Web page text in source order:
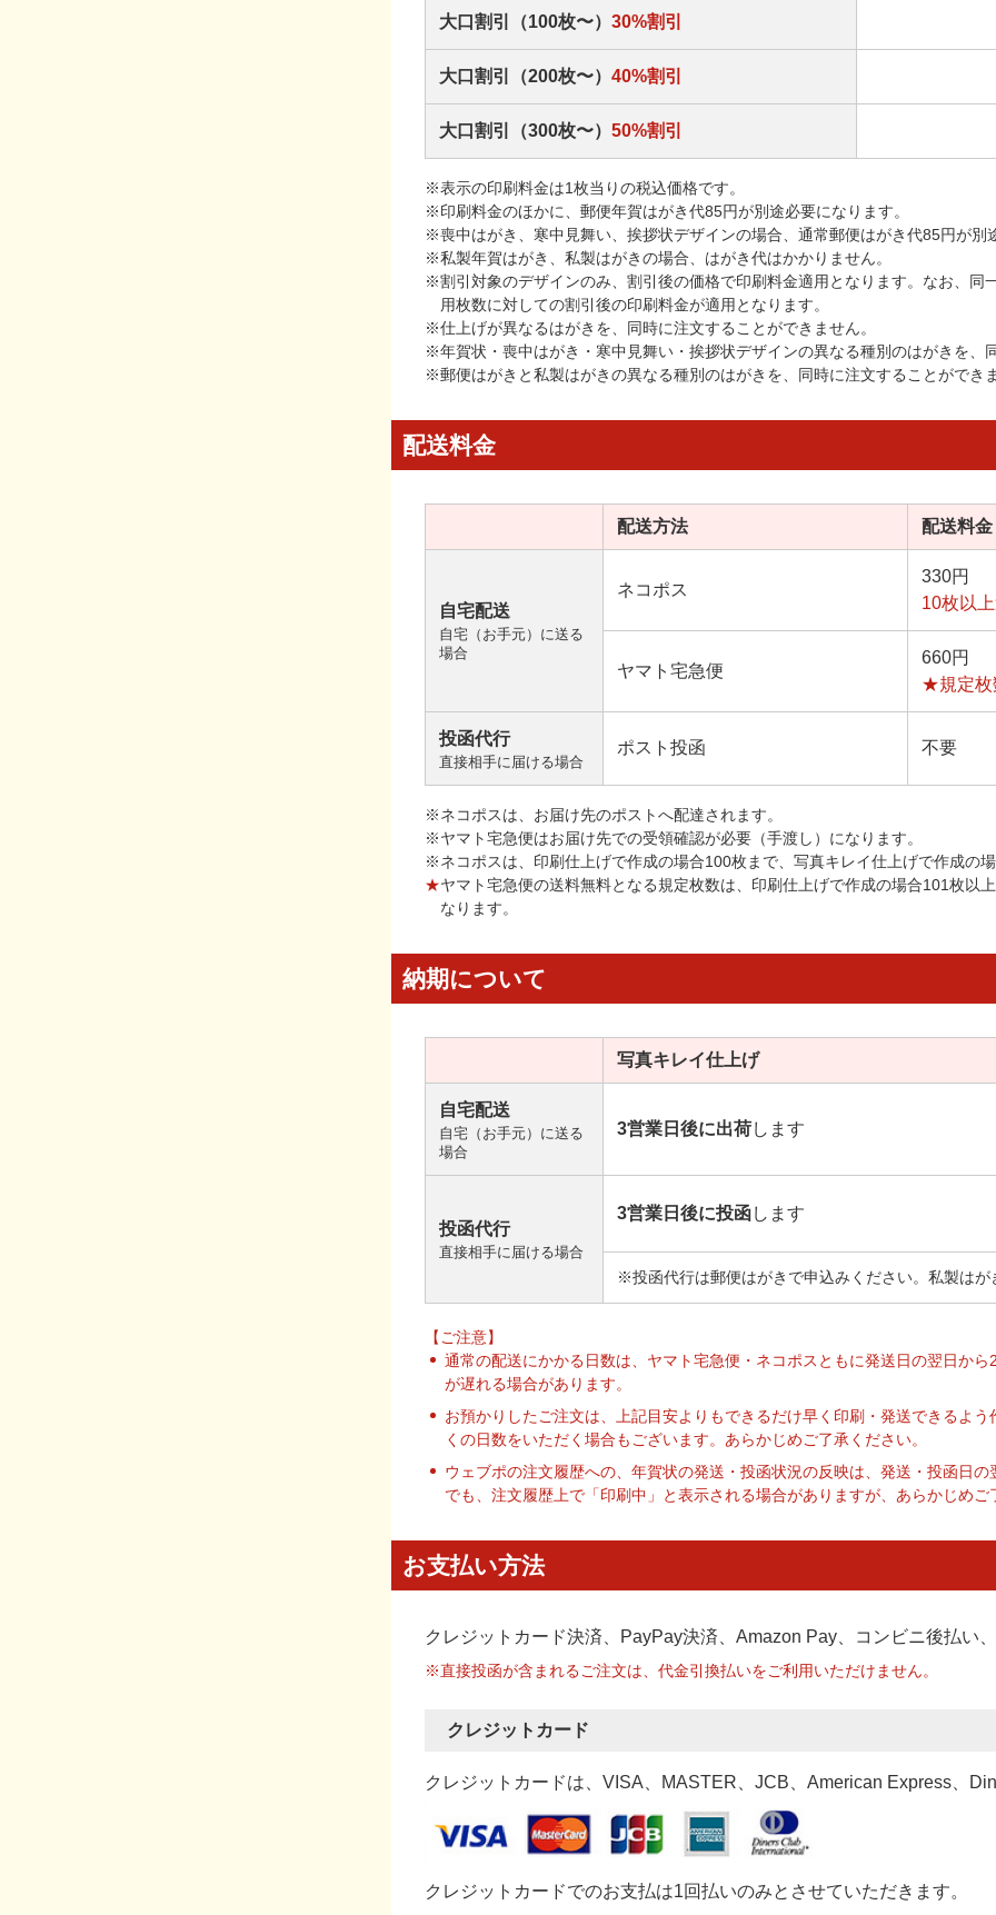
大口割引（100枚〜） 30%割引
大口割引（200枚〜） 40%割引
大口割引（300枚〜） 50%割引
※表示の印刷料金は1枚当りの税込価格です。
※印刷料金のほかに、郵便年賀はがき代85円が別途必要になります。
※喪中はがき、寒中見舞い、挨拶状デザインの場合、通常郵便はがき代85円が別
※私製年賀はがき、私製はがきの場合、はがき代はかかりません。
※割引対象のデザインのみ、割引後の価格で印刷料金適用となります。なお、
用枚数に対しての割引後の印刷料金が適用となります。
※仕上げが異なるはがきを、同時に注文することができません。
※年賀状・喪中はがき・寒中見舞い・挨拶状デザインの異なる種別のはがきを、
※郵便はがきと私製はがきの異なる種別のはがきを、同時に注文することができ
配送料金
配送方法 配送料金
自宅配送
自宅（お手元）に送る
場合
ネコポス
330円
10枚以
ヤマト宅急便
660円
★規定枚
投函代行
直接相手に届ける場合
ポスト投函 不要
※ネコポスは、お届け先のポストへ配達されます。
※ヤマト宅急便はお届け先での受領確認が必要（手渡し）になります。
※ネコポスは、印刷仕上げで作成の場合100枚まで、写真キレイ仕上げで作成の
★ヤマト宅急便の送料無料となる規定枚数は、印刷仕上げで作成の場合101枚以
なります。
納期について
写真キレイ仕上げ
自宅配送
自宅（お手元）に送る
場合
3営業日後に出荷します
投函代行
直接相手に届ける場合
3営業日後に投函します
※投函代行は郵便はがきで申込みください。私製は
【ご注意】
通常の配送にかかる日数は、ヤマト宅急便・ネコポスともに発送日の翌日か
が遅れる場合があります。
お預かりしたご注文は、上記目安よりもできるだけ早く印刷・発送できるよ
くの日数をいただく場合もございます。あらかじめご了承ください。
ウェブポの注文履歴への、年賀状の発送・投函状況の反映は、発送・投函日
でも、注文履歴上で「印刷中」と表示される場合がありますが、あらかじめご
お支払い方法
クレジットカード決済、PayPay決済 、Amazon Pay、コンビニ後払い
※直接投函が含まれるご注文は、代金引換払いをご利用いただけません。
クレジットカード
クレジットカードは、VISA、MASTER、JCB、American Express、
クレジットカードでのお支払は1回払いのみとさせていただきます。